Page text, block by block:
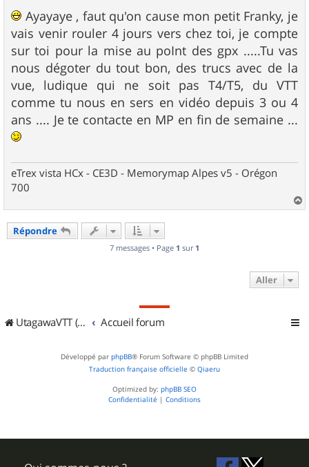
s
a
g
e
Ayayaye , faut qu'on cause mon petit Franky, je
vais venir rouler 4 jours vers chez toi, je compte
sur toi pour la mise au poInt des gpx .....Tu vas
nous dégoter du tout bon, des trucs avec de la
vue, ludique qui ne soit pas T4/T5, du VTT
comme tu nous en sers en vidéo depuis 3 ou 4
ans .... Je te contacte en MP en fin de semaine ...
eTrex vista HCx - CE3D - Memorymap Alpes v5 - Orégon
700
a
Répondre
7 messages • Page 1 sur 1
Aller
UtagawaVTT (Randos VTT et VTTAE avec traces GPS) Accueil forum
Développé par phpBB® Forum Software © phpBB Limited
Traduction française officielle © Qiaeru
Optimized by: phpBB SEO
Confidentialité | Conditions